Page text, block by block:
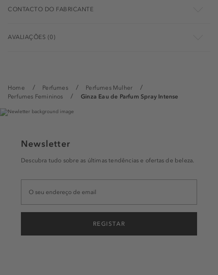
Home Perfumes
Perfumes Mulher
Perfumes Femininos
Ginza Eau de Parfum Spray Intense
CONTACTO DO FABRICANTE
AVALIAÇÕES (0)
Newsletter
Descubra tudo sobre as últimas tendências e ofertas de beleza.
REGISTAR